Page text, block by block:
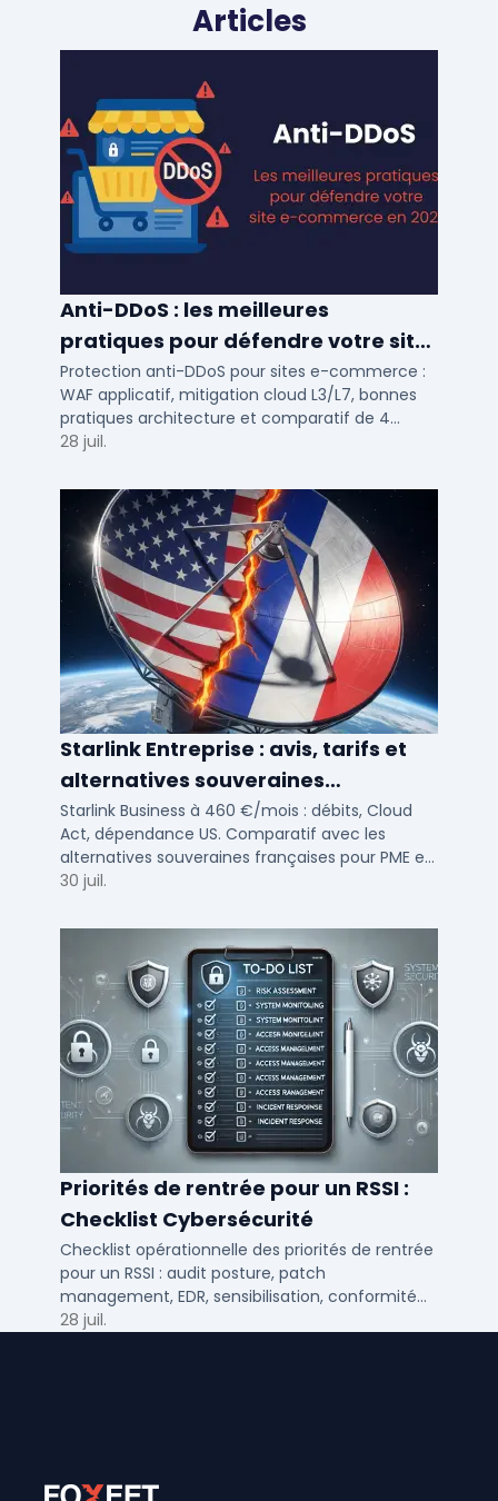
Articles
Anti-DDoS : les meilleures
pratiques pour défendre votre site
e-commerce en 2025
Protection anti-DDoS pour sites e-commerce :
WAF applicatif, mitigation cloud L3/L7, bonnes
pratiques architecture et comparatif de 4
solutions testees par des DSI en 2025.
28 juil.
Starlink Entreprise : avis, tarifs et
alternatives souveraines
françaises 2026
Starlink Business à 460 €/mois : débits, Cloud
Act, dépendance US. Comparatif avec les
alternatives souveraines françaises pour PME et
ETI multi-sites. Avis terrain et critères de choix
30 juil.
Priorités de rentrée pour un RSSI :
Checklist Cybersécurité
Checklist opérationnelle des priorités de rentrée
pour un RSSI : audit posture, patch
management, EDR, sensibilisation, conformité
NIS2 et plan de continuité.
28 juil.